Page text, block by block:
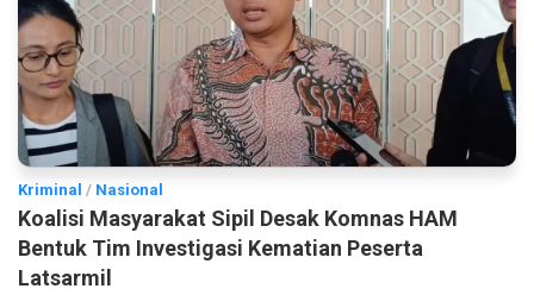
Kriminal / Nasional
Koalisi Masyarakat Sipil Desak Komnas HAM
Bentuk Tim Investigasi Kematian Peserta
Latsarmil